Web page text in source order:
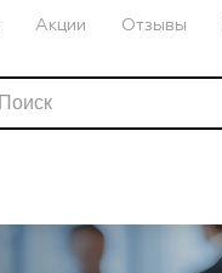
Акции Отзывы